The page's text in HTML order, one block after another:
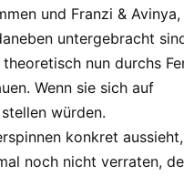
und Franzi &
untergebracht
nun durchs
Wenn sie sich auf
würden.
konkret
noch nicht verraten,